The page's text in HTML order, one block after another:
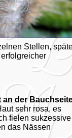
Stellen,
an der
sehr rosa, es
fielen sukzessive
das Nässen